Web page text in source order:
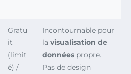
Gratu
it
(limit
é) /
Incontournable pour
la visualisation de
données propre.
Pas de design